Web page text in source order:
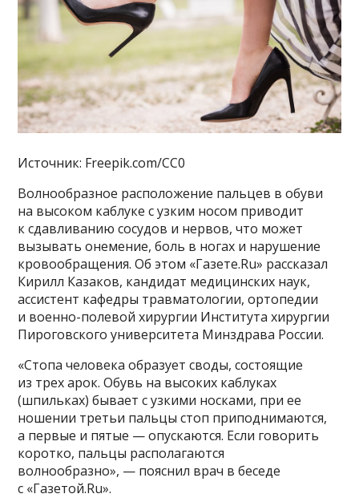
Источник: Freepik.com/CC0
Волнообразное расположение пальцев в обуви
на высоком каблуке с узким носом приводит
к сдавливанию сосудов и нервов, что может
вызывать онемение, боль в ногах и нарушение
кровообращения. Об этом «Газете.Ru» рассказал
Кирилл Казаков, кандидат медицинских наук,
ассистент кафедры травматологии, ортопедии
и военно-полевой хирургии Института хирургии
Пироговского университета Минздрава России.
«Стопа человека образует своды, состоящие
из трех арок. Обувь на высоких каблуках
(шпильках) бывает с узкими носками, при ее
ношении третьи пальцы стоп приподнимаются,
а первые и пятые — опускаются. Если говорить
коротко, пальцы располагаются
волнообразно», — пояснил врач в беседе
с «Газетой.Ru».